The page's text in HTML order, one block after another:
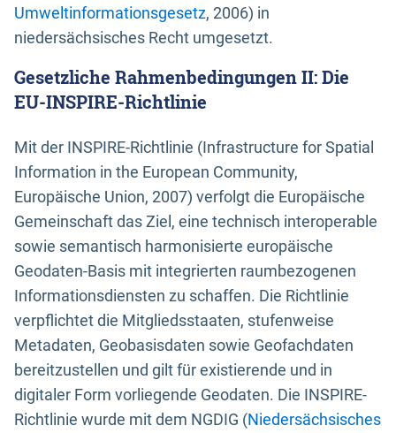
Umweltinformationsgesetz, 2006) in
niedersächsisches Recht umgesetzt.
Gesetzliche Rahmenbedingungen II: Die
EU-INSPIRE-Richtlinie
Mit der INSPIRE-Richtlinie (Infrastructure for Spatial
Information in the European Community,
Europäische Union, 2007) verfolgt die Europäische
Gemeinschaft das Ziel, eine technisch interoperable
sowie semantisch harmonisierte europäische
Geodaten-Basis mit integrierten raumbezogenen
Informationsdiensten zu schaffen. Die Richtlinie
verpflichtet die Mitgliedsstaaten, stufenweise
Metadaten, Geobasisdaten sowie Geofachdaten
bereitzustellen und gilt für existierende und in
digitaler Form vorliegende Geodaten. Die INSPIRE-
Richtlinie wurde mit dem NGDIG (Niedersächsisches